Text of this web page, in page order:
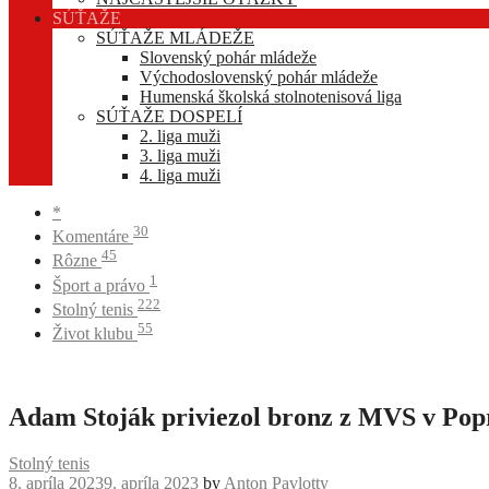
SÚŤAŽE
SÚŤAŽE MLÁDEŽE
Slovenský pohár mládeže
Východoslovenský pohár mládeže
Humenská školská stolnotenisová liga
SÚŤAŽE DOSPELÍ
2. liga muži
3. liga muži
4. liga muži
*
Komentáre 30
Rôzne 45
Šport a právo 1
Stolný tenis 222
Život klubu 55
Adam Stoják priviezol bronz z MVS v
Stolný tenis
8. apríla 20239. apríla 2023 by Anton Pavlotty